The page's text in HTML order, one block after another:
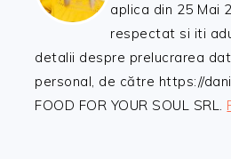
aplica din 25 Mai
respectat si iti
detalii despre prelucrarea
personal, de către https://
FOOD FOR YOUR SOUL SRL.